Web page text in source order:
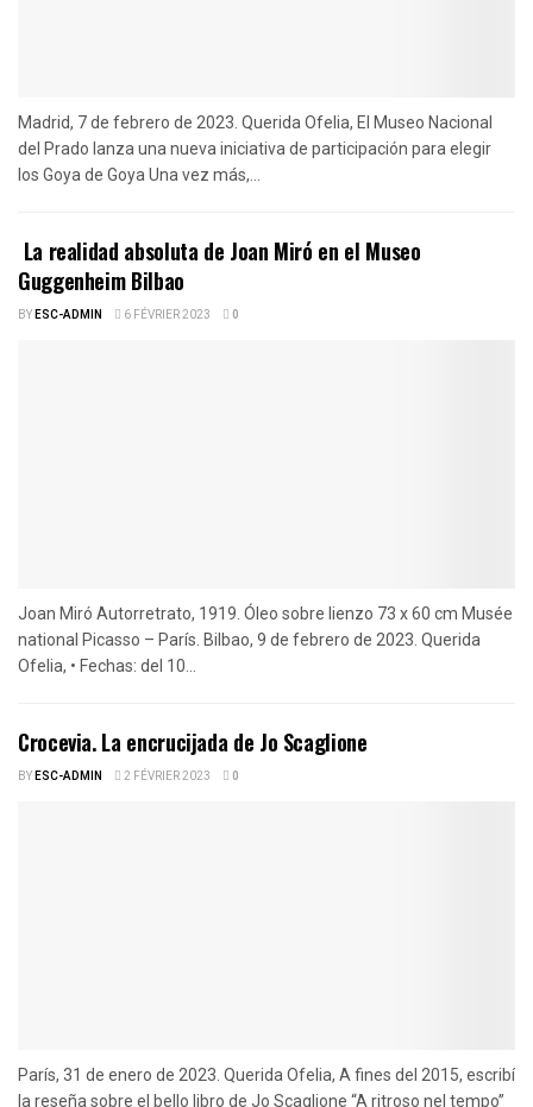
Madrid, 7 de febrero de 2023. Querida Ofelia, El Museo Nacional
del Prado lanza una nueva iniciativa de participación para elegir
los Goya de Goya Una vez más,...
La realidad absoluta de Joan Miró en el Museo
Guggenheim Bilbao
BYESC-ADMIN 6 FÉVRIER 2023 0
Joan Miró Autorretrato, 1919. Óleo sobre lienzo 73 x 60 cm Musée
national Picasso – París. Bilbao, 9 de febrero de 2023. Querida
Ofelia, • Fechas: del 10...
Crocevia. La encrucijada de Jo Scaglione
BYESC-ADMIN 2 FÉVRIER 2023 0
París, 31 de enero de 2023. Querida Ofelia, A fines del 2015, escribí
la reseña sobre el bello libro de Jo Scaglione “A ritroso nel tempo”